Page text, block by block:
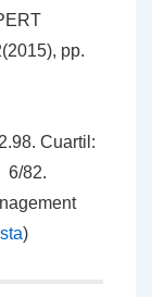
pp.
Cuartil:
6/82.
)